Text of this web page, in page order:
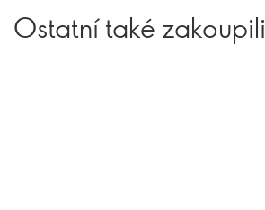
Ostatní také zakoupili